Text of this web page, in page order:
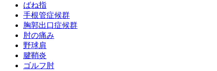
ばね指
手根管症候群
胸郭出口症候群
肘の痛み
野球肩
腱鞘炎
ゴルフ肘